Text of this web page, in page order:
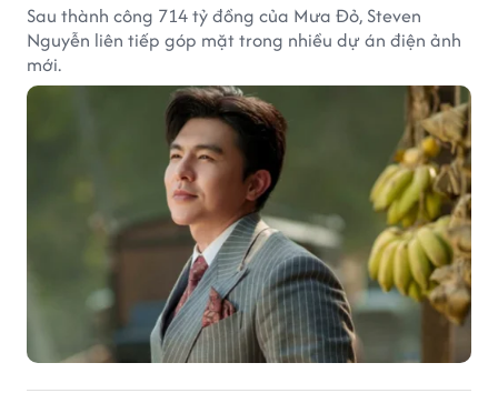
Sau thành công 714 tỷ đồng của Mưa Đỏ, Steven
Nguyễn liên tiếp góp mặt trong nhiều dự án điện ảnh
mới.